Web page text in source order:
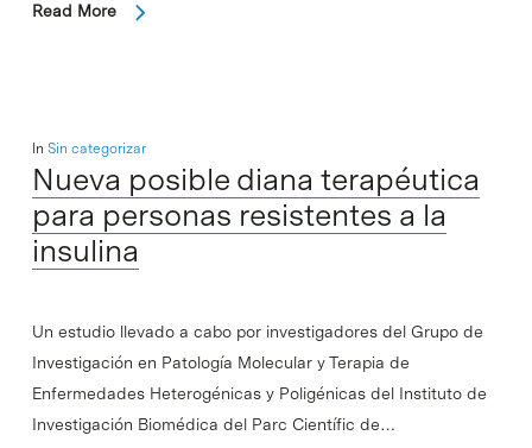
Read More
In Sin categorizar
Nueva posible diana terapéutica
para personas resistentes a la
insulina
Un estudio llevado a cabo por investigadores del Grupo de
Investigación en Patología Molecular y Terapia de
Enfermedades Heterogénicas y Poligénicas del Instituto de
Investigación Biomédica del Parc Científic de…